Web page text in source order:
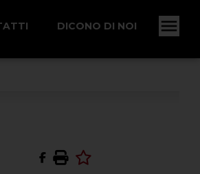
DICONO DI NOI